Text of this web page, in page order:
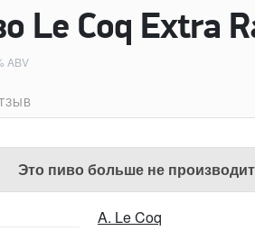
Le Coq Extra
ABV
Это пиво больше не
A. Le Coq